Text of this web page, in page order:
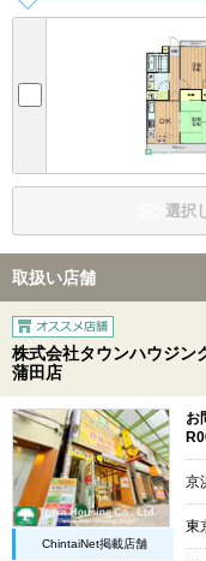
選択
取扱い店舗
株式会社タウンハウジン
蒲田店
ChintaiNet掲載店舗
お
京
東